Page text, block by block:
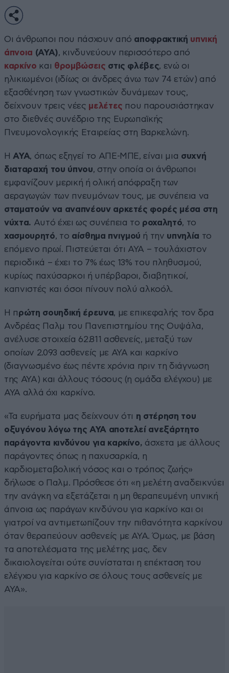
Οι άνθρωποι που πάσχουν από αποφρακτική υπνική
άπνοια (ΑΥΑ), κινδυνεύουν περισσότερο από
καρκίνο και θρομβώσεις στις φλέβες, ενώ οι
ηλικιωμένοι (ιδίως οι άνδρες άνω των 74 ετών) από
εξασθένηση των γνωστικών δυνάμεων τους,
δείχνουν τρεις νέες μελέτες που παρουσιάστηκαν
στο διεθνές συνέδριο της Ευρωπαϊκής
Πνευμονολογικής Εταιρείας στη Βαρκελώνη.
Η ΑΥΑ, όπως εξηγεί το ΑΠΕ-ΜΠΕ, είναι μια συχνή
διαταραχή του ύπνου, στην οποία οι άνθρωποι
εμφανίζουν μερική ή ολική απόφραξη των
αεραγωγών των πνευμόνων τους, με συνέπεια να
σταματούν να αναπνέουν αρκετές φορές μέσα στη
νύχτα. Αυτό έχει ως συνέπεια το ροχαλητό, το
χασμουρητό, το αίσθημα πνιγμού ή την υπνηλία το
επόμενο πρωί. Πιστεύεται ότι ΑΥΑ – τουλάχιστον
περιοδικά – έχει το 7% έως 13% του πληθυσμού,
κυρίως παχύσαρκοι ή υπέρβαροι, διαβητικοί,
καπνιστές και όσοι πίνουν πολύ αλκοόλ.
Η πρώτη σουηδική έρευνα, με επικεφαλής τον δρα
Ανδρέας Παλμ του Πανεπιστημίου της Ουψάλα,
ανέλυσε στοιχεία 62.811 ασθενείς, μεταξύ των
οποίων 2.093 ασθενείς με ΑΥΑ και καρκίνο
(διαγνωσμένο έως πέντε χρόνια πριν τη διάγνωση
της ΑΥΑ) και άλλους τόσους (η ομάδα ελέγχου) με
ΑΥΑ αλλά όχι καρκίνο.
«Τα ευρήματα μας δείχνουν ότι η στέρηση του
οξυγόνου λόγω της ΑΥΑ αποτελεί ανεξάρτητο
παράγοντα κινδύνου για καρκίνο, άσχετα με άλλους
παράγοντες όπως η παχυσαρκία, η
καρδιομεταβολική νόσος και ο τρόπος ζωής»
δήλωσε ο Παλμ. Πρόσθεσε ότι «η μελέτη αναδεικνύει
την ανάγκη να εξετάζεται η μη θεραπευμένη υπνική
άπνοια ως παράγων κινδύνου για καρκίνο και οι
γιατροί να αντιμετωπίζουν την πιθανότητα καρκίνου
όταν θεραπεύουν ασθενείς με ΑΥΑ. Όμως, με βάση
τα αποτελέσματα της μελέτης μας, δεν
δικαιολογείται ούτε συνίσταται η επέκταση του
ελέγχου για καρκίνο σε όλους τους ασθενείς με
ΑΥΑ».